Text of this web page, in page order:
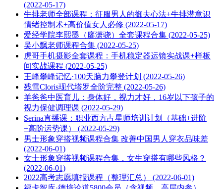
(2022-05-17)
牛排老师全部课程：征服男人的御夫心法+牛排潜意识
情绪控制术+高价值女人必修 (2022-05-17)
爱经学院李熙墨（廖潇骁）全套课程合集 (2022-05-25)
吴小飘老师课程合集 (2022-05-25)
虎哥手机摄影全套课程：手机稳定器运镜实战课+样板
间实战课程 (2022-05-25)
王峰攀峰记忆·100天脑力攀登计划 (2022-05-26)
残雪Cloris现代塔罗全阶完整 (2022-05-26)
羊爸爸中医育儿：身体好，视力才好，16岁以下孩子的
视力保健调理课 (2022-05-29)
Serina直播课：职业西方占星师培训计划（基础+进阶
+高阶运势课） (2022-05-29)
男士形象穿搭视频课程合集 改善中国男人穿衣品味差
(2022-06-01)
女士形象穿搭视频课程合集，女生穿搭有哪些风格？
(2022-06-01)
2022高考志愿填报课程（整理汇总） (2022-06-01)